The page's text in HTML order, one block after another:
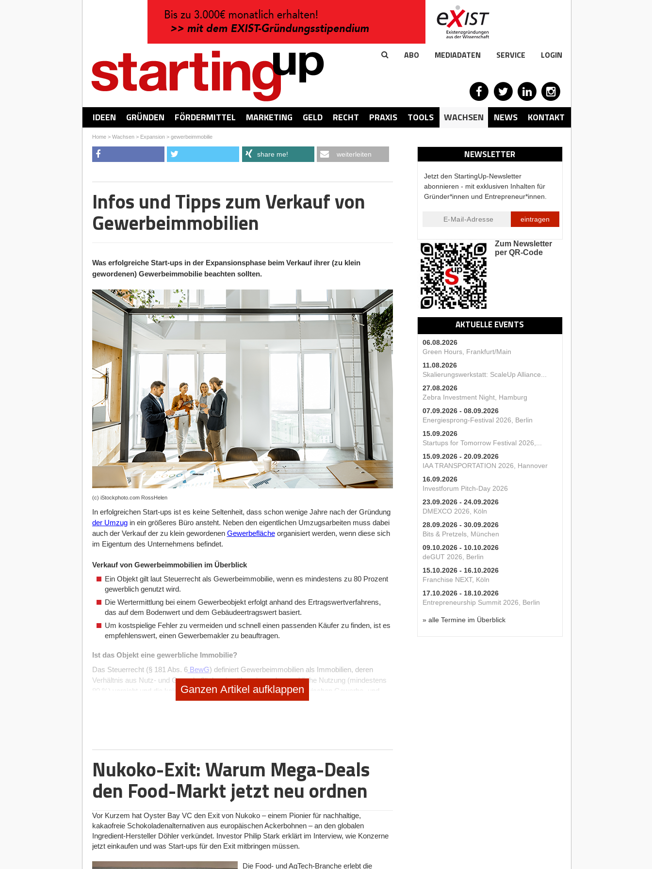
ABO MEDIADATEN SERVICE LOGIN
IDEEN GRÜNDEN FÖRDERMITTEL MARKETING GELD RECHT PRAXIS TOOLS WACHSEN NEWS KONTAKT
Home> Wachsen> Expansion> gewerbeimmobilie
NEWSLETTER
Jetzt den StartingUp-Newsletter
abonnieren - mit exklusiven Inhalten für
Gründer*innen und Entrepreneur*innen.
eintragen
Zum Newsletter
per QR-Code
AKTUELLE EVENTS
06.08.2026
Green Hours, Frankfurt/Main
11.08.2026
Skalierungswerkstatt: ScaleUp Alliance...
27.08.2026
Zebra Investment Night, Hamburg
07.09.2026 - 08.09.2026
Energiesprong-Festival 2026, Berlin
15.09.2026
Startups for Tomorrow Festival 2026,...
15.09.2026 - 20.09.2026
IAA TRANSPORTATION 2026, Hannover
16.09.2026
Investforum Pitch-Day 2026
23.09.2026 - 24.09.2026
DMEXCO 2026, Köln
28.09.2026 - 30.09.2026
Bits & Pretzels, München
09.10.2026 - 10.10.2026
deGUT 2026, Berlin
15.10.2026 - 16.10.2026
Franchise NEXT, Köln
17.10.2026 - 18.10.2026
Entrepreneurship Summit 2026, Berlin
» alle Termine im Überblick
share me! weiterleiten
Infos und Tipps zum Verkauf von
Gewerbeimmobilien
Was erfolgreiche Start-ups in der Expansionsphase beim Verkauf ihrer (zu klein
gewordenen) Gewerbeimmobilie beachten sollten.
(c) iStockphoto.com RossHelen
In erfolgreichen Start-ups ist es keine Seltenheit, dass schon wenige Jahre nach der Gründung
der Umzugin ein größeres Büro ansteht. Neben den eigentlichen Umzugsarbeiten muss dabei
auch der Verkauf der zu klein gewordenen Gewerbeflächeorganisiert werden, wenn diese sich
im Eigentum des Unternehmens befindet.
Verkauf von Gewerbeimmobilien im Überblick
Ein Objekt gilt laut Steuerrecht als Gewerbeimmobilie, wenn es mindestens zu 80 Prozent
gewerblich genutzt wird.
Die Wertermittlung bei einem Gewerbeobjekt erfolgt anhand des Ertragswertverfahrens,
das auf dem Bodenwert und dem Gebäudeertragswert basiert.
Um kostspielige Fehler zu vermeiden und schnell einen passenden Käufer zu finden, ist es
empfehlenswert, einen Gewerbemakler zu beauftragen.
Ist das Objekt eine gewerbliche Immobilie?
Das Steuerrecht (§ 181 Abs. 6BewG) definiert Gewerbeimmobilien als Immobilien, deren
Verhältnis aus Nutz- und Gewerbefläche eine überwiegend gewerbliche Nutzung (mindestens
80 %) vorsieht und die kein Teileigentum sind. Die Unterscheidung zwischen Gewerbe- und
selbstgenutzten Wohnimmobilien ist besonders aus Gründen der Bewertung und der
Büroimmobilien
– Büroräume, die die Verwaltung eines Unternehmens (z.B. Buchhaltung,
Personalabteilung …) nutzt.
Produktionsimmobilien – Gebäude, die der Produktion von Waren dienen. Meist handelt
es sich dabei um Hallen mit einem Stockwerk.
Handelsimmobilien
– Einkaufszentren, Ladengeschäfte, Supermärkte und andere
Objekte, in denen gehandelt wird.
Logistikimmobilien– Objekte, in denen Waren (Endprodukte und Zwischenprodukte)
Ganzen Artikel aufklappen
Nukoko-Exit: Warum Mega-Deals
den Food-Markt jetzt neu ordnen
Vor Kurzem hat Oyster Bay VC den Exit von Nukoko – einem Pionier für nachhaltige,
kakaofreie Schokoladenalternativen aus europäischen Ackerbohnen – an den globalen
Ingredient-Hersteller Döhler verkündet. Investor Philip Stark erklärt im Interview, wie Konzerne
jetzt einkaufen und was Start-ups für den Exit mitbringen müssen.
Die Food- und AgTech-Branche erlebt die